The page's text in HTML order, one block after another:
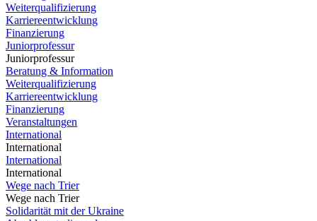
Weiterqualifizierung
Karriereentwicklung
Finanzierung
Juniorprofessur
Juniorprofessur
Beratung & Information
Weiterqualifizierung
Karriereentwicklung
Finanzierung
Veranstaltungen
International
International
International
International
Wege nach Trier
Wege nach Trier
Solidarität mit der Ukraine